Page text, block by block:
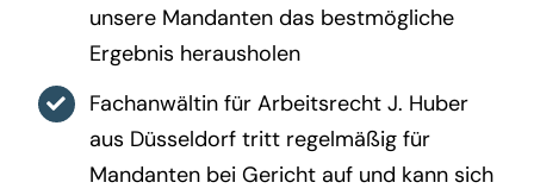
unsere Mandanten das bestmögliche
Ergebnis herausholen
Fachanwältin für Arbeitsrecht J. Huber
aus Düsseldorf tritt regelmäßig für
Mandanten bei Gericht auf und kann sich